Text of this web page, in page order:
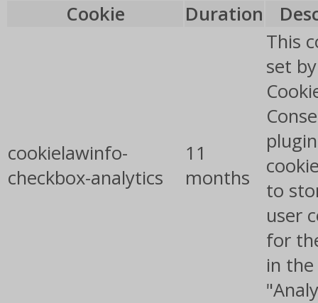
Cookie
Duration
cookielawinfo-
checkbox-analytics
11
months
This
set
to
user
for
in